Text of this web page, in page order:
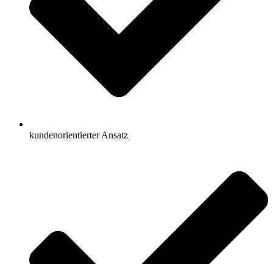
kundenorientierter Ansatz